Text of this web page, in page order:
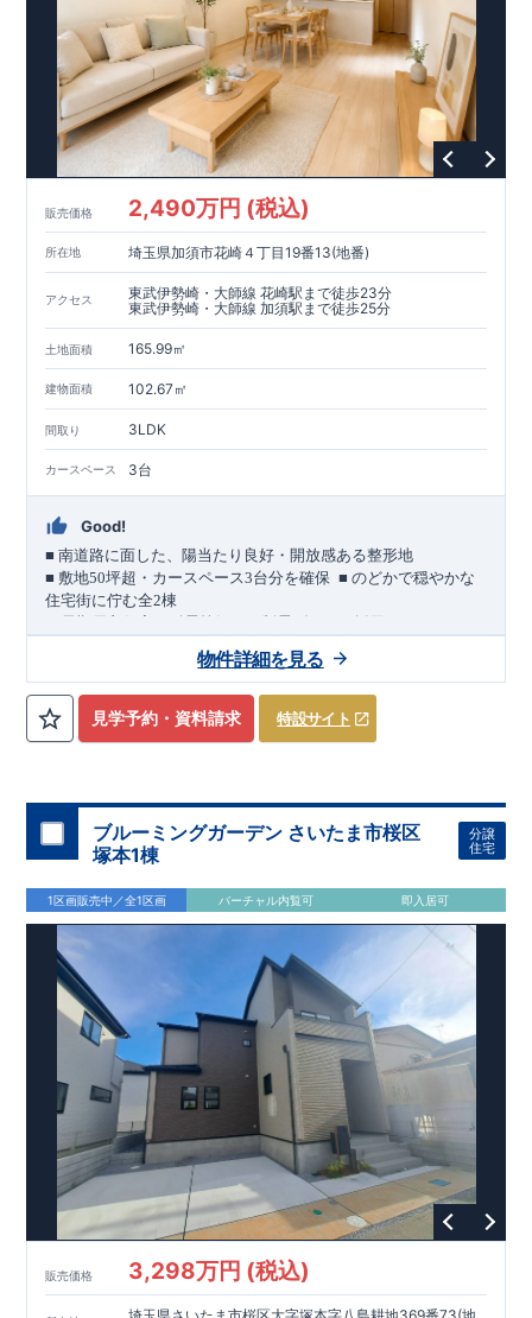
販売価格 2,490万円 (税込)
所在地 埼玉県加須市花崎４丁目19番13(地番)
アクセス
東武伊勢崎・大師線 花崎駅まで徒歩23分
東武伊勢崎・大師線 加須駅まで徒歩25分
土地面積 165.99㎡
建物面積 102.67㎡
間取り 3LDK
カースペース 3台
Good!
■南道路に面した、陽当たり良好・開放感ある整形地
■敷地50坪超・カースペース3台分を確保 ​■のどかで穏やかな
住宅街に佇む全2棟
（長期優良住宅／耐震等級３・制震ダンパー採用）
たりに恵まれた立地。
あり、
採光・通風・プライバシー性にも配慮した敷地計画で
す。
加須 徒歩13分
間取りのポイント
■ 1
号棟 LDK約19.5 帖 のゆとりあるリビング
​陽当たりよく開放
感があります。
■共通
・主寝室は将来仕切れる可変型プラン ・2階洋室2部屋にウォー
クインクローゼット設置
住宅設備のポイント
太陽光発電（フラットプラン）採用 月額サービス料
能
ホテルライクで実用的な洗面空間 （ オープンサニタリーirodori
詳細ページへ）
家計にやさしい住宅性能
長期優良住宅 住宅ローン控除額の優遇、
固定資産税の減額期間
延長など
税制面でのメリットが受けられます。
耐震等級３＋ 制震ダンパー 建築基準法の1.5 倍の耐震性。 地震保
険の割引（最大50％）対象です。
現地のご案内・資料請求 受付中 ​ ​■完成済みにつき、​実際の
建物・設備・間取りを​ 現地にてご確認いただけます。 ​
TEL
0120-44-1081
（9:30 18:30／火水曜休み）
スマートフォンで見やすい特設サイトはこちら
見学予約・資料請求 特設サイト
物件詳細を見る
ブルーミングガーデン さいたま市桜区
塚本1棟
分譲
住宅
1区画販売中／全1区画 バーチャル内覧可 即入居可
販売価格 3,298万円 (税込)